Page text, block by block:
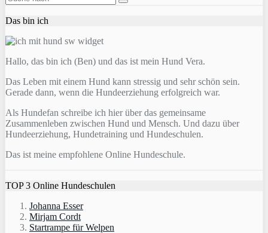
Das bin ich
Hallo, das bin ich (Ben) und das ist mein Hund Vera.
Das Leben mit einem Hund kann stressig und sehr schön sein.
Gerade dann, wenn die Hundeerziehung erfolgreich war.
Als Hundefan schreibe ich hier über das gemeinsame
Zusammenleben zwischen Hund und Mensch. Und dazu über
Hundeerziehung, Hundetraining und Hundeschulen.
Das ist meine empfohlene Online Hundeschule.
TOP 3 Online Hundeschulen
Johanna Esser
Mirjam Cordt
Startrampe für Welpen